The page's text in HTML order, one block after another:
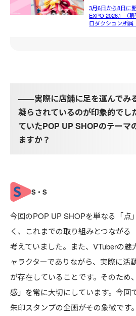
3月6日から8日に
EXPO 2026』（
ロダクション所属
――実際に店舗に足を運んでみ
凝らされているのが印象的でし
ていたPOP UP SHOPのテーマ
ますか？
今回のPOP UP SHOPを単なる「点
く、これまでの取り組みとつながる
考えていました。また、VTuberの魅
ャラクターでありながら、実際に活
が存在していることです。そのため
感」を常に大切にしています。今回
朱印スタンプの企画がその象徴です